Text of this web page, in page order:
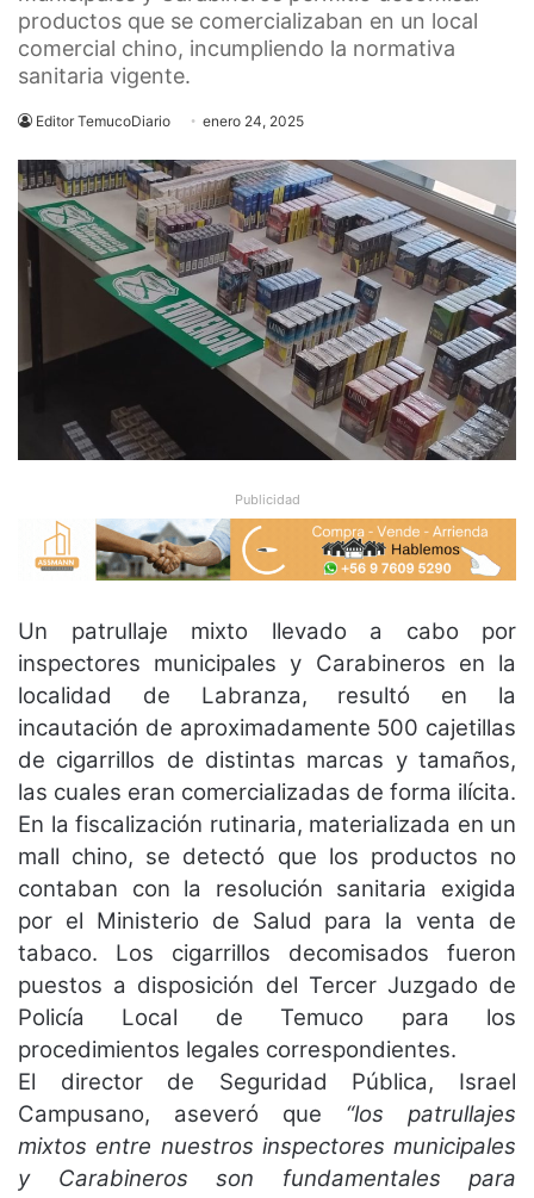
productos que se comercializaban en un local
comercial chino, incumpliendo la normativa
sanitaria vigente.
Editor TemucoDiario enero 24, 2025
Publicidad
Un patrullaje mixto llevado a cabo por
inspectores municipales y Carabineros en la
localidad de Labranza, resultó en la
incautación de aproximadamente 500 cajetillas
de cigarrillos de distintas marcas y tamaños,
las cuales eran comercializadas de forma ilícita.
En la fiscalización rutinaria, materializada en un
mall chino, se detectó que los productos no
contaban con la resolución sanitaria exigida
por el Ministerio de Salud para la venta de
tabaco. Los cigarrillos decomisados fueron
puestos a disposición del Tercer Juzgado de
Policía Local de Temuco para los
procedimientos legales correspondientes.
El director de Seguridad Pública, Israel
Campusano, aseveró que “los patrullajes
mixtos entre nuestros inspectores municipales
y Carabineros son fundamentales para